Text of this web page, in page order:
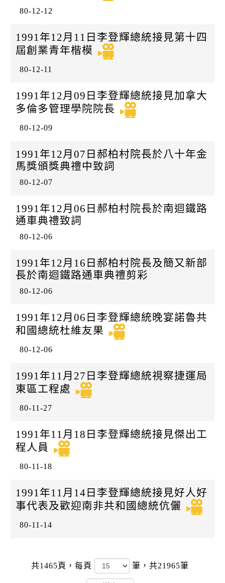
80-12-12
1991年12月11日李登輝總統接見第十四
屆創業青年楷模
80-12-11
1991年12月09日李登輝總統接見加拿大
多倫多管理學院院長
80-12-09
1991年12月07日郝柏村院長於八十年金
馬獎頒獎典禮中致詞
80-12-07
1991年12月06日郝柏村院長於南迴鐵路
通車典禮致詞
80-12-06
1991年12月16日郝柏村院長及簡又新部
長於南迴鐵路通車典禮剪彩
80-12-06
1991年12月06日李登輝總統晚宴諾魯共
和國總統杜維友果
80-12-06
1991年11月27日李登輝總統視察捷運局
東區工程處
80-11-27
1991年11月18日李登輝總統接見傑出工
程人員
80-11-18
1991年11月14日李登輝總統接見好人好
事代表及歡迎南非共和國總統伉儷
80-11-14
共1465頁， 每頁 筆，共21965筆